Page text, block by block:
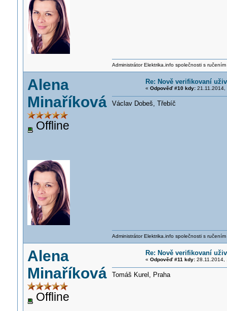
Administrátor Elektrika.info společnosti s
Alena
Minaříková
Offline
Re: Nově verifikovaní
« Odpověď #10 kdy:21.11.2014,
Václav Dobeš, Třebíč
Administrátor Elektrika.info společnosti s
Alena
Minaříková
Offline
Re: Nově verifikovaní
« Odpověď #11 kdy:28.11.2014,
Tomáš Kurel, Praha